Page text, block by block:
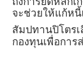
จะช่วยให้แก้หนี้
สัมปทานปิโตร
กองทุนเพื่อการ